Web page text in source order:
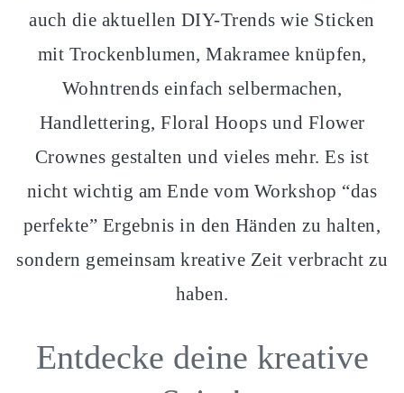
auch die aktuellen DIY-Trends wie Sticken
mit Trockenblumen, Makramee knüpfen,
Wohntrends einfach selbermachen,
Handlettering, Floral Hoops und Flower
Crownes gestalten und vieles mehr. Es ist
nicht wichtig am Ende vom Workshop “das
perfekte” Ergebnis in den Händen zu halten,
sondern gemeinsam kreative Zeit verbracht zu
haben.
Entdecke deine kreative